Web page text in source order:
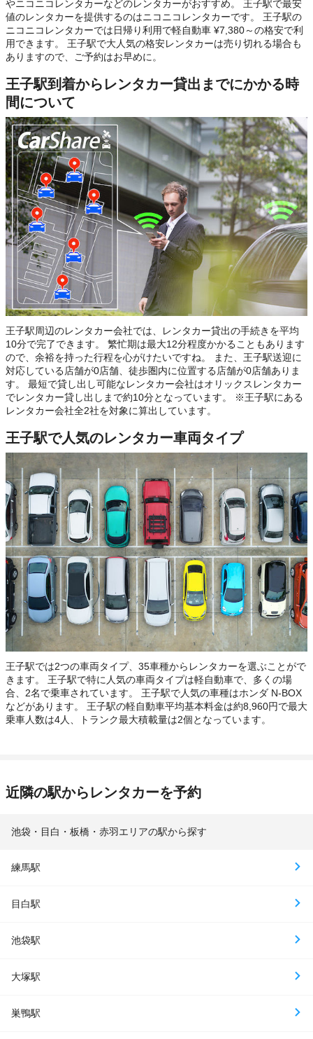
やニコニコレンタカーなどのレンタカーがおすすめ。 王子駅で最安
値のレンタカーを提供するのはニコニコレンタカーです。 王子駅の
ニコニコレンタカーでは日帰り利用で軽自動車 ¥7,380～の格安で利
用できます。 王子駅で大人気の格安レンタカーは売り切れる場合も
ありますので、ご予約はお早めに。
王子駅到着からレンタカー貸出までにかかる時
間について
王子駅周辺のレンタカー会社では、レンタカー貸出の手続きを平均
10分で完了できます。 繁忙期は最大12分程度かかることもあります
ので、余裕を持った行程を心がけたいですね。 また、王子駅送迎に
対応している店舗が0店舗、徒歩圏内に位置する店舗が0店舗ありま
す。 最短で貸し出し可能なレンタカー会社はオリックスレンタカー
でレンタカー貸し出しまで約10分となっています。 ※王子駅にある
レンタカー会社全2社を対象に算出しています。
王子駅で人気のレンタカー車両タイプ
王子駅では2つの車両タイプ、35車種からレンタカーを選ぶことがで
きます。 王子駅で特に人気の車両タイプは軽自動車で、多くの場
合、2名で乗車されています。 王子駅で人気の車種はホンダ N-BOX
などがあります。 王子駅の軽自動車平均基本料金は約8,960円で最大
乗車人数は4人、トランク最大積載量は2個となっています。
近隣の駅からレンタカーを予約
池袋・目白・板橋・赤羽エリアの駅から探す
練馬駅
目白駅
池袋駅
大塚駅
巣鴨駅